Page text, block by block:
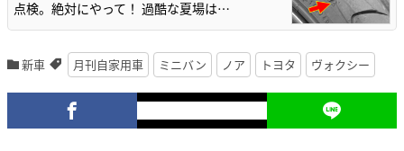
点検。絶対にやって！ 過酷な夏場は…
新車 月刊自家用車 ミニバン ノア トヨタ ヴォクシー